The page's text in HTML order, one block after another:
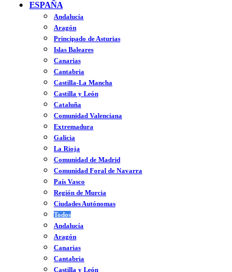
ESPAÑA
Andalucía
Aragón
Principado de Asturias
Islas Baleares
Canarias
Cantabria
Castilla-La Mancha
Castilla y León
Cataluña
Comunidad Valenciana
Extremadura
Galicia
La Rioja
Comunidad de Madrid
Comunidad Foral de Navarra
País Vasco
Región de Murcia
Ciudades Autónomas
Todos
Andalucía
Aragón
Canarias
Cantabria
Castilla y León